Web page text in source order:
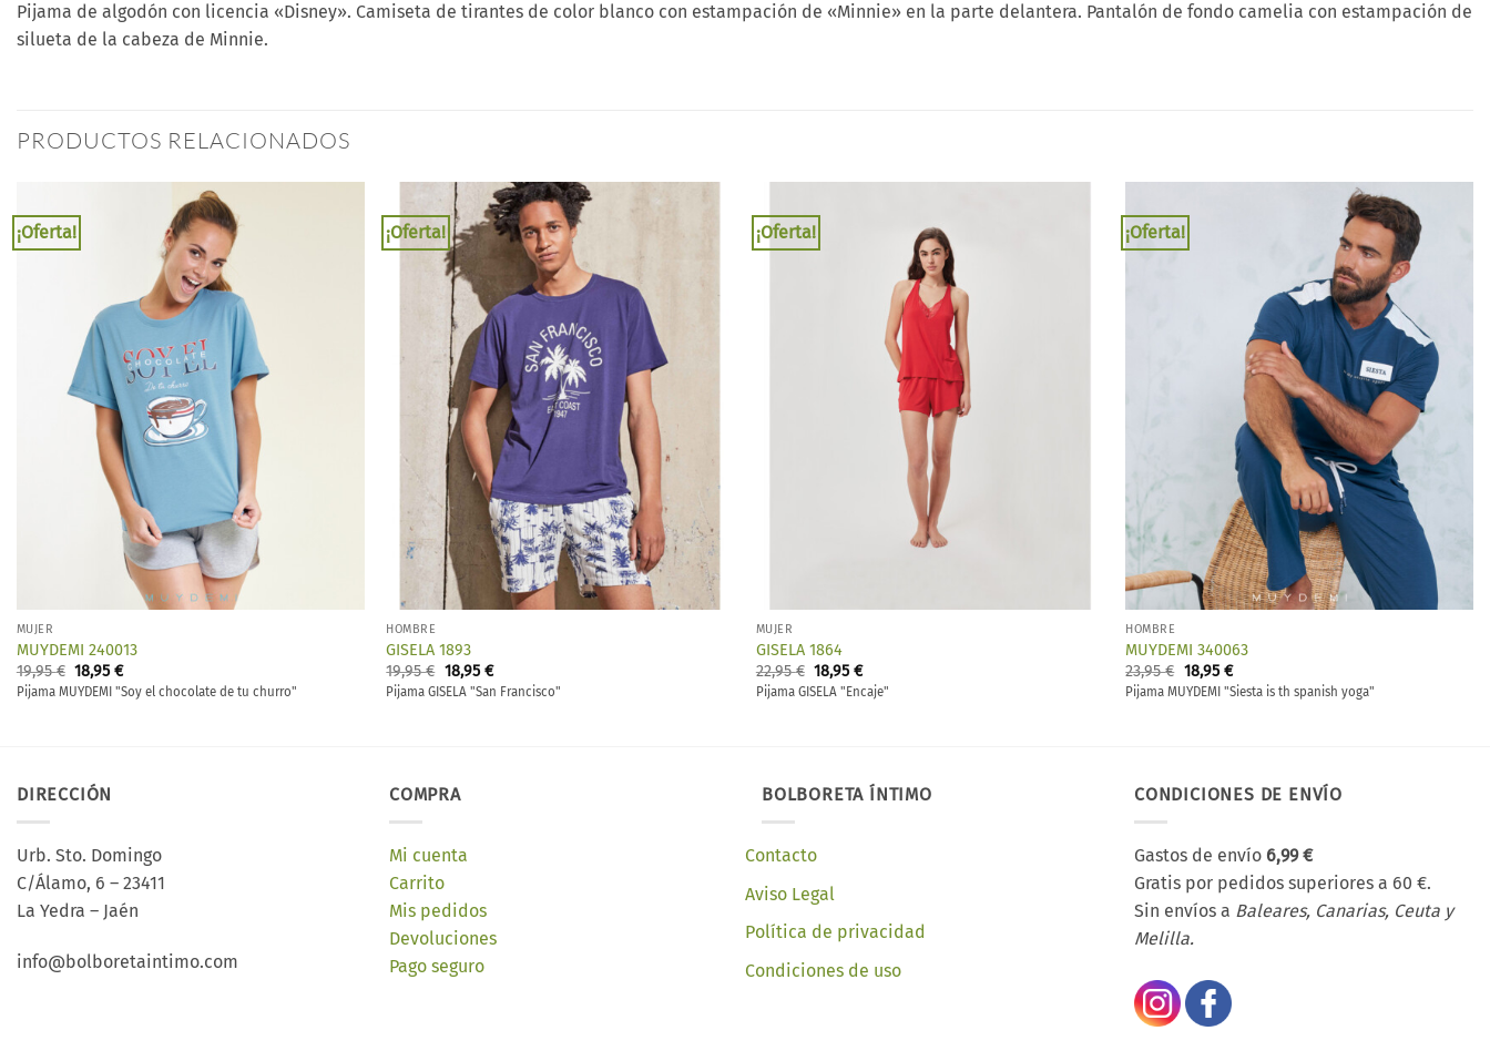
Pijama de algodón con licencia «Disney». Camiseta de tirantes de color blanco con estampación de «Minnie» en la parte delantera. Pantalón de fondo camelia con estampación de
silueta de la cabeza de Minnie.
PRODUCTOS RELACIONADOS
¡Oferta!
MUJER
MUYDEMI 240013
19,95€ El
precio
original
18,95€El
precio
actual
Pijama MUYDEMI "Soy el chocolate de tu churro"
¡Oferta!
HOMBRE
GISELA 1893
19,95€ El
precio
original
18,95€El
precio
actual
Pijama GISELA "San Francisco"
¡Oferta!
MUJER
GISELA 1864
22,95€ El
precio
original
18,95€El
precio
actual
Pijama GISELA "Encaje"
¡Oferta!
Añadir
HOMBRE
MUYDEMI 340063
23,95€ El
precio
original
18,95€El
precio
actual
Pijama MUYDEMI "Siesta is th spanish yoga"
DIRECCIÓN
Urb. Sto. Domingo
C/Álamo, 6 – 23411
La Yedra – Jaén
info@bolboretaintimo.com
COMPRA
Mi cuenta
Carrito
Mis pedidos
Devoluciones
Pago seguro
BOLBORETA ÍNTIMO
Contacto
Aviso Legal
Política de privacidad
Condiciones de uso
CONDICIONES DE ENVÍO
Gastos de envío 6,99 €
Gratis por pedidos superiores a 60 €.
Sin envíos a Baleares, Canarias, Ceuta y
Melilla.